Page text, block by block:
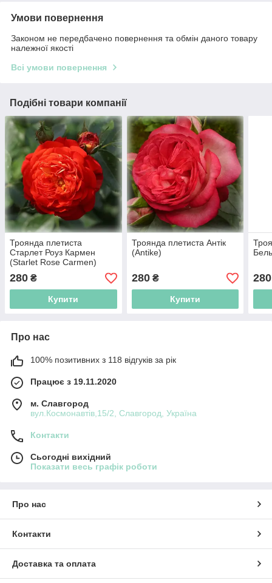
Умови повернення
Законом не передбачено повернення та обмін даного товару
належної якості
Всі умови повернення
Подібні товари компанії
Троянда плетиста
Старлет Роуз Кармен
(Starlet Rose Carmen)
280 ₴
Купити
Троянда плетиста Антік
(Antike)
280₴
Купити
280
Про нас
100% позитивних з 118 відгуків за рік
Працює з 19.11.2020
м. Славгород
вул.Космонавтів,15/2, Славгород, Україна
Контакти
Сьогодні вихідний
Показати весь графік роботи
Про нас
Контакти
Доставка та оплата